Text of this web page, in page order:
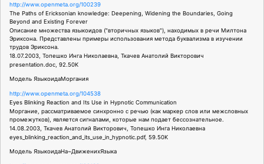
http://www.openmeta.org/100239
The Paths of Ericksonian knowledge: Deepening, Widening the Boundaries, Going
Beyond and Existing Forever
Описание множества языкоидов ("вторичных языков"), находимых в речи Милтона
Эриксона. Представлены примеры использования метода буквализма в изучении
трудов Эриксона.
18.07.2003, Топешко Инга Николаевна, Ткачев Анатолий Викторович
presentation.doc, 92.50K
Модель ЯзыкоидаМоргания
http://www.openmeta.org/104538
Eyes Blinking Reaction and Its Use in Hypnotic Communication
Моргание, рассматриваемое синхронно с речью (как маркер слов или межсловных
промежутков), является сигналами, которые нам подает бессознательное.
14.08.2003, Ткачев Анатолий Викторович, Топешко Инга Николаевна
eyes_blinking_reaction_and_its_use_in_hypnotic.pdf, 59.50K
Модель ЯзыкоидаНа~ДвиженихЯзыка